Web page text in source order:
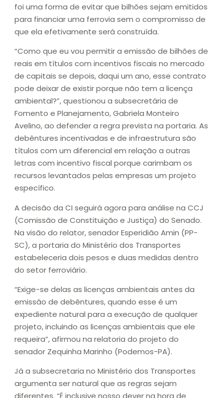
foi uma forma de evitar que bilhões sejam emitidos
para financiar uma ferrovia sem o compromisso de
que ela efetivamente será construída.
“Como que eu vou permitir a emissão de bilhões de
reais em títulos com incentivos fiscais no mercado
de capitais se depois, daqui um ano, esse contrato
pode deixar de existir porque não tem a licença
ambiental?”, questionou a subsecretária de
Fomento e Planejamento, Gabriela Monteiro
Avelino, ao defender a regra prevista na portaria. As
debêntures incentivadas e de infraestrutura são
títulos com um diferencial em relação a outras
letras com incentivo fiscal porque carimbam os
recursos levantados pelas empresas um projeto
específico.
A decisão da CI seguirá agora para análise na CCJ
(Comissão de Constituição e Justiça) do Senado.
Na visão do relator, senador Esperidião Amin (PP-
SC), a portaria do Ministério dos Transportes
estabeleceria dois pesos e duas medidas dentro
do setor ferroviário.
“Exige-se delas as licenças ambientais antes da
emissão de debêntures, quando esse é um
expediente natural para a execução de qualquer
projeto, incluindo as licenças ambientais que ele
requeira”, afirmou na relatoria do projeto do
senador Zequinha Marinho (Podemos-PA).
Já a subsecretaria no Ministério dos Transportes
argumenta ser natural que as regras sejam